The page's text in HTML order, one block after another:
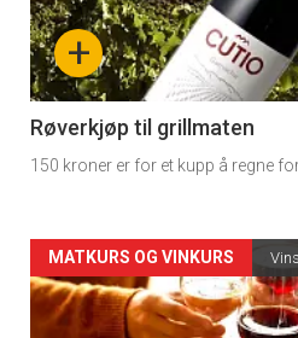
nå
-
4
+
Røverkjøp til grillmaten
150 kroner er for et kupp å regne
Forsiden
akkurat
MATKURS OG VINKURS